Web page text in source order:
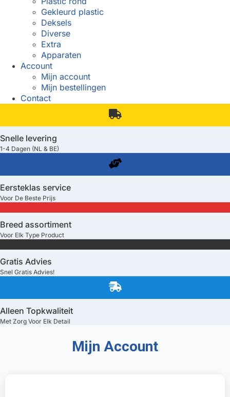
Gekleurd plastic
Deksels
Diverse
Extra
Apparaten
Account
Mijn account
Mijn bestellingen
Contact
Snelle levering
1-4 Dagen (NL & BE)
Eersteklas service
Voor De Beste Prijs
Breed assortiment
Voor Elk Type Product
Gratis Advies
Snel Gratis Advies!
Alleen Topkwaliteit
Met Zorg Voor Elk Detail